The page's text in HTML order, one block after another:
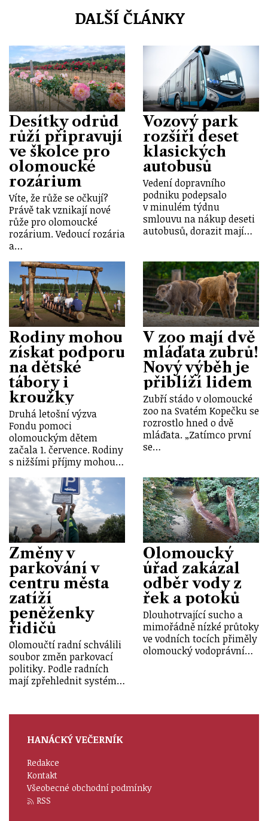
DALŠÍ ČLÁNKY
Desítky odrůd
růží připravují
ve školce pro
olomoucké
rozárium
Víte, že růže se očkují?
Právě tak vznikají nové
růže pro olomoucké
rozárium. Vedoucí rozária
a…
Vozový park
rozšíří deset
klasických
autobusů
Vedení dopravního
podniku podepsalo
v minulém týdnu
smlouvu na nákup deseti
autobusů, dorazit mají…
Rodiny mohou
získat podporu
na dětské
tábory i
kroužky
Druhá letošní výzva
Fondu pomoci
olomouckým dětem
začala 1. července. Rodiny
s nižšími příjmy mohou…
V zoo mají dvě
mláďata zubrů!
Nový výběh je
přiblíží lidem
Zubří stádo v olomoucké
zoo na Svatém Kopečku se
rozrostlo hned o dvě
mláďata. „Zatímco první
se…
Změny v
parkování v
centru města
zatíží
peněženky
řidičů
Olomoučtí radní schválili
soubor změn parkovací
politiky. Podle radních
mají zpřehlednit systém…
Olomoucký
úřad zakázal
odběr vody z
řek a potoků
Dlouhotrvající sucho a
mimořádně nízké průtoky
ve vodních tocích přiměly
olomoucký vodoprávní…
HANÁCKÝ VEČERNÍK
Redakce
Kontakt
Všeobecné obchodní podmínky
RSS